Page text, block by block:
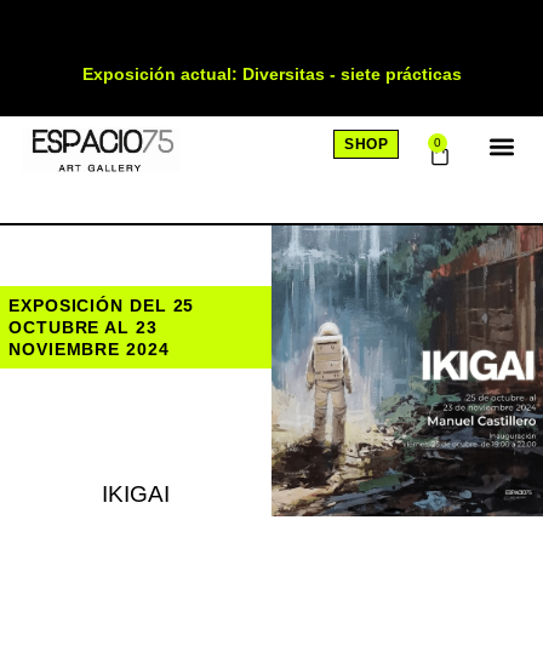
Exposición actual: Diversitas - siete prácticas
SHOP 0
EXPOSICIÓN DEL 25
OCTUBRE AL 23
NOVIEMBRE 2024
IKIGAI